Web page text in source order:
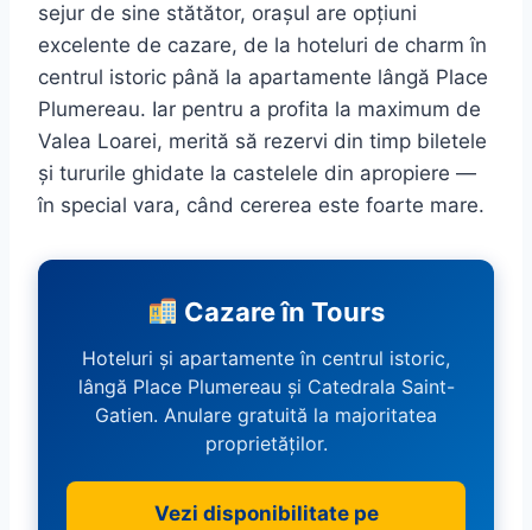
sejur de sine stătător, orașul are opțiuni
excelente de cazare, de la hoteluri de charm în
centrul istoric până la apartamente lângă Place
Plumereau. Iar pentru a profita la maximum de
Valea Loarei, merită să rezervi din timp biletele
și tururile ghidate la castelele din apropiere —
în special vara, când cererea este foarte mare.
Cazare în Tours
Hoteluri și apartamente în centrul istoric,
lângă Place Plumereau și Catedrala Saint-
Gatien. Anulare gratuită la majoritatea
proprietăților.
Vezi disponibilitate pe